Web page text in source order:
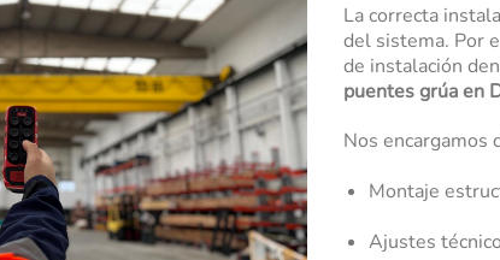
La correcta
del sistema. Por
de instalación
puentes grúa en
Nos encargamos
Montaje
Ajustes